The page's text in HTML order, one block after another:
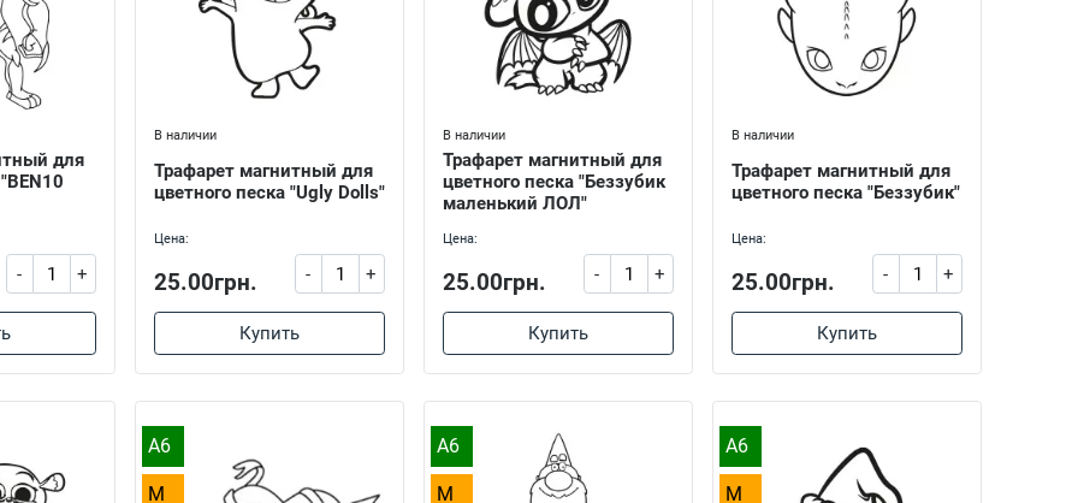
для
- +
В наличии
Трафарет магнитный для
цветного песка "Ugly Dolls"
Цена:
25.00грн. - +
Купить
В наличии
Трафарет магнитный для
цветного песка "Беззубик
маленький ЛОЛ"
Цена:
25.00грн. - +
Купить
В наличии
Трафарет магнитный для
цветного песка "Беззубик"
Цена:
25.00грн. - +
Купить
A6
M
A6
M
A6
M